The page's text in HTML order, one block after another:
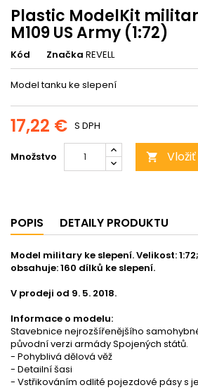
Plastic ModelKit
M109 US Army (1:72)
Kód Značka REVELL
Model tanku ke slepení
17,22 € S DPH
Množstvo 
POPIS DETAILY PRODUKTU
Model military ke slepení. Velikost:
obsahuje: 160 dílků ke slepení.
V prodeji od 9. 5. 2018.
Informace o modelu:
Stavebnice nejrozšířenějšího
původní verzi armády Spojených států.
- Pohyblivá dělová věž
- Detailní šasi
- Vstřikováním odlité pojezdové pásy s